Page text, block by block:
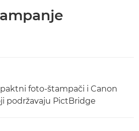
foto-štampači i Canon
podržavaju PictBridge